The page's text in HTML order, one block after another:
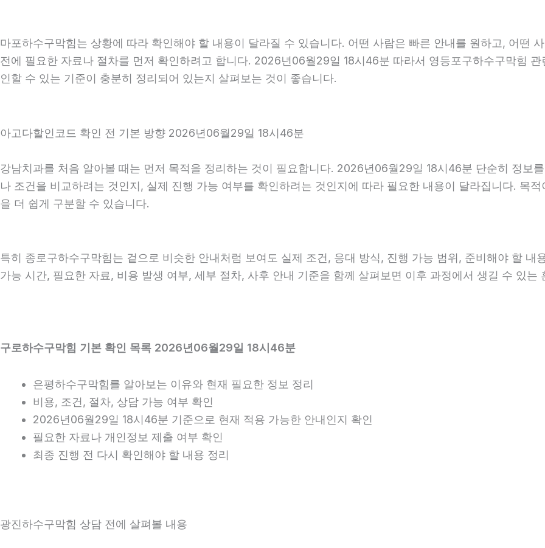
마포하수구막힘는 상황에 따라 확인해야 할 내용이 달라질 수 있습니다. 어떤 사람은 빠른 안내를 원하고, 어떤
전에 필요한 자료나 절차를 먼저 확인하려고 합니다. 2026년06월29일 18시46분 따라서 영등포구하수구막힘
인할 수 있는 기준이 충분히 정리되어 있는지 살펴보는 것이 좋습니다.
아고다할인코드 확인 전 기본 방향 2026년06월29일 18시46분
강남치과를 처음 알아볼 때는 먼저 목적을 정리하는 것이 필요합니다. 2026년06월29일 18시46분 단순히 정보
나 조건을 비교하려는 것인지, 실제 진행 가능 여부를 확인하려는 것인지에 따라 필요한 내용이 달라집니다. 목
을 더 쉽게 구분할 수 있습니다.
특히 종로구하수구막힘는 겉으로 비슷한 안내처럼 보여도 실제 조건, 응대 방식, 진행 가능 범위, 준비해야 할
가능 시간, 필요한 자료, 비용 발생 여부, 세부 절차, 사후 안내 기준을 함께 살펴보면 이후 과정에서 생길 수 있는
구로하수구막힘 기본 확인 목록 2026년06월29일 18시46분
은평하수구막힘를 알아보는 이유와 현재 필요한 정보 정리
비용, 조건, 절차, 상담 가능 여부 확인
2026년06월29일 18시46분 기준으로 현재 적용 가능한 안내인지 확인
필요한 자료나 개인정보 제출 여부 확인
최종 진행 전 다시 확인해야 할 내용 정리
광진하수구막힘 상담 전에 살펴볼 내용